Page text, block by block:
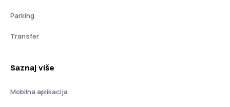
Parking
Transfer
Saznaj više
Mobilna aplikacija